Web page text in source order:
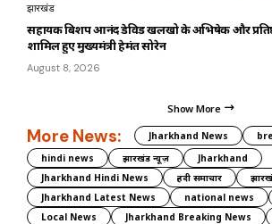
झारखंड
सहायक बिशप आनंद डेविड खलखो के अभिषेक और
शामिल हुए मुख्यमंत्री हेमंत सोरेन
August 8, 2026
Show More
More News: Jharkhand News
hindi news
झारखंड न्यूज़
Jharkhand
Jharkhand Hindi News
हिंदी समाचार
Jharkhand Latest News
national news
Local News
Jharkhand Breaking News